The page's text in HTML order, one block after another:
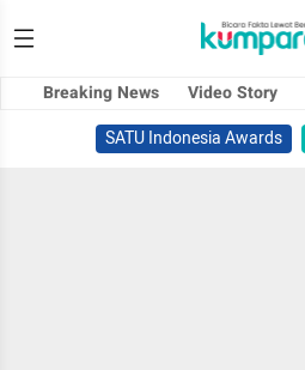
Breaking News Video Story
SATU Indonesia Awards